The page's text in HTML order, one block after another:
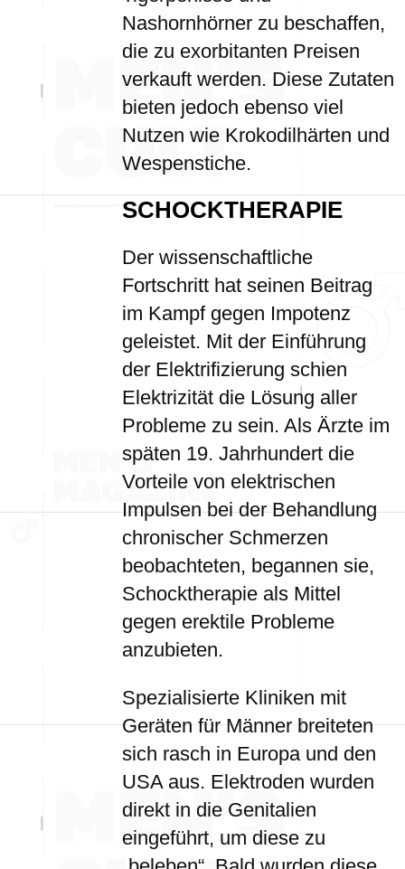
Nashornhörner zu beschaffen,
die zu exorbitanten Preisen
verkauft werden. Diese Zutaten
bieten jedoch ebenso viel
Nutzen wie Krokodilhärten und
Wespenstiche.
SCHOCKTHERAPIE
Der wissenschaftliche
Fortschritt hat seinen Beitrag
im Kampf gegen Impotenz
geleistet. Mit der Einführung
der Elektrifizierung schien
Elektrizität die Lösung aller
Probleme zu sein. Als Ärzte im
späten 19. Jahrhundert die
Vorteile von elektrischen
Impulsen bei der Behandlung
chronischer Schmerzen
beobachteten, begannen sie,
Schocktherapie als Mittel
gegen erektile Probleme
anzubieten.
Spezialisierte Kliniken mit
Geräten für Männer breiteten
sich rasch in Europa und den
USA aus. Elektroden wurden
direkt in die Genitalien
eingeführt, um diese zu